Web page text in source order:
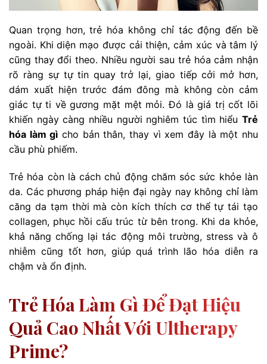
Quan trọng hơn, trẻ hóa không chỉ tác động đến bề
ngoài. Khi diện mạo được cải thiện, cảm xúc và tâm lý
cũng thay đổi theo. Nhiều người sau trẻ hóa cảm nhận
rõ ràng sự tự tin quay trở lại, giao tiếp cởi mở hơn,
dám xuất hiện trước đám đông mà không còn cảm
giác tự ti về gương mặt mệt mỏi. Đó là giá trị cốt lõi
khiến ngày càng nhiều người nghiêm túc tìm hiểu Trẻ
hóa làm gì cho bản thân, thay vì xem đây là một nhu
cầu phù phiếm.
Trẻ hóa còn là cách chủ động chăm sóc sức khỏe làn
da. Các phương pháp hiện đại ngày nay không chỉ làm
căng da tạm thời mà còn kích thích cơ thể tự tái tạo
collagen, phục hồi cấu trúc từ bên trong. Khi da khỏe,
khả năng chống lại tác động môi trường, stress và ô
nhiễm cũng tốt hơn, giúp quá trình lão hóa diễn ra
chậm và ổn định.
Trẻ Hóa Làm Gì Để Đạt Hiệu
Quả Cao Nhất Với Ultherapy
Prime?